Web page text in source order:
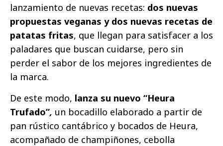
lanzamiento de nuevas recetas: dos nuevas
propuestas veganas y dos nuevas recetas de
patatas fritas, que llegan para satisfacer a los
paladares que buscan cuidarse, pero sin
perder el sabor de los mejores ingredientes de
la marca.
De este modo, lanza su nuevo “Heura
Trufado”, un bocadillo elaborado a partir de
pan rústico cantábrico y bocados de Heura,
acompañado de champiñones, cebolla